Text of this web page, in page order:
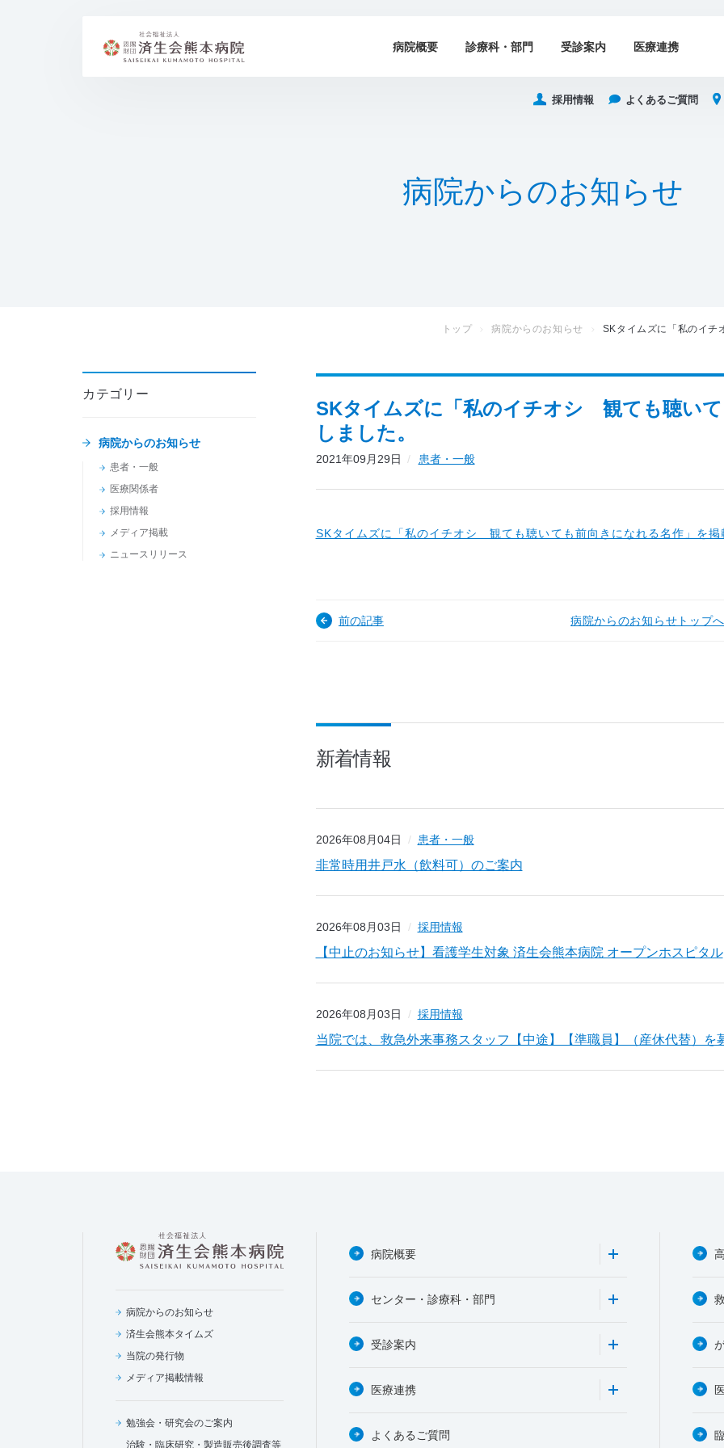
病院概要 診療科・部門 受診案内 医療連携
採用情報 よくあるご質問
病院からのお知 らせ
カテゴリー
病院からのお知らせ
患者・一般
医療関係者
採用情報
メディア掲載
ニュースリリース
トップ 病院からのお知らせ SKタイムズに「私のイチ
SKタイムズに「私のイチオシ 観ても聴い
しました。
2021年09月29日 患者・一般
SKタイムズに「私のイチオシ 観ても聴いても前向きになれる名作」を掲
前の記事 病院からのお知らせトップ
新着情報
2026年08月04日 患者・一般
非常時用井戸水（飲料可）のご案内
2026年08月03日 採用情報
【中止のお知らせ】看護学生対象 済生会熊本病院 オープンホスピタル
2026年08月03日 採用情報
当院では、救急外来事務スタッフ【中途】【準職員】（産休代替）を
病院からのお知らせ
済生会熊本タイムズ
当院の発行物
メディア掲載情報
勉強会・研究会のご案内
治験・臨床研究・製造販売後調査等
病院概要
センター・診療科・部門
受診案内
医療連携
よくあるご質問